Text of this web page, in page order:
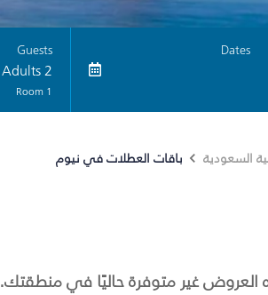
Dates
Guests
2 Adults
1 Room
السعودية باقات العطلات في نيوم
العروض غير متوفرة حاليًا في منطقتك.